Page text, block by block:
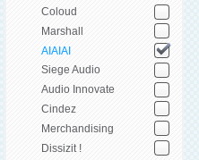
Coloud
Marshall
AIAIAI
Siege Audio
Audio Innovate
Cindez
Merchandising
Dissizit !